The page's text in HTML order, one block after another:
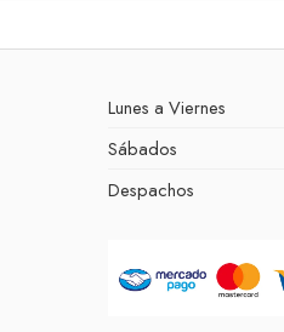
Lunes a Viernes
Sábados
Despachos